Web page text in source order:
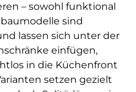
– sowohl funktional
sind
lassen sich unter der
einfügen,
in die Küchenfront
setzen gezielt